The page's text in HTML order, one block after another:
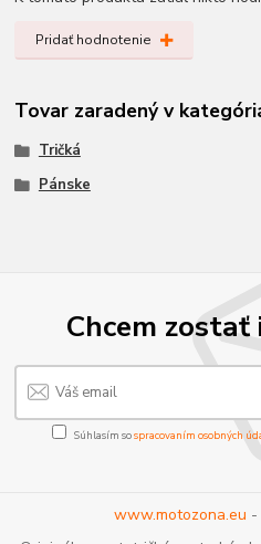
Pridať hodnotenie
Tovar zaradený v
Tričká
Pánske
Chcem
Súhlasím sospracovaním osobných
www.motozona.eu -